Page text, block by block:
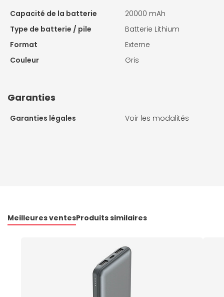
Capacité de la batterie
20000 mAh
Type de batterie / pile
Batterie Lithium
Format
Externe
Couleur
Gris
Garanties
Garanties légales Voir les modalités
Meilleures ventesProduits similaires